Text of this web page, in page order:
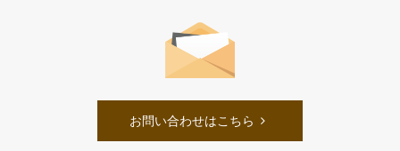
お問い合わせはこちら